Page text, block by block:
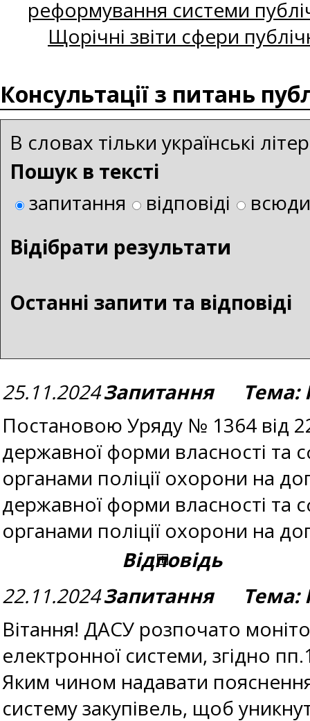
реформування системи
Щорічні звіти сфери
Консультації з питань
В словах тільки українські
Пошук в тексті
запитання
відповіді
всюди
Bідібрати результати
Останні запити та відповіді
25.11.2024Запитання Тема:
Постановою Уряду № 1364 від
державної форми власності та
органами поліції охорони на
державної форми власності та
органами поліції охорони на
Відповідь
22.11.2024Запитання Тема:
Вітання! ДАСУ розпочато
електронної системи, згідно
Яким чином надавати
систему закупівель, щоб